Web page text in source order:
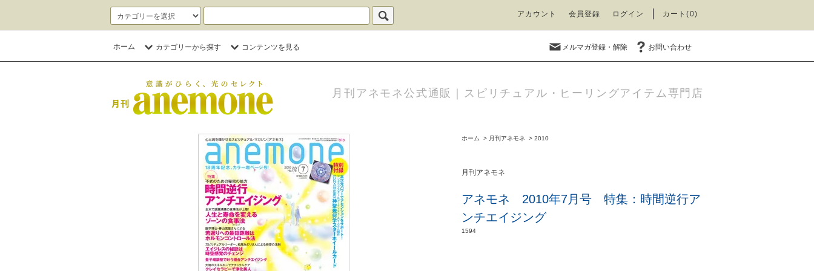
アカウント 会員登録 ログイン カート(0)
ホーム カテゴリーから探す コンテンツを見る メルマガ登録・解除 お問い合わせ
月刊アネモネ公式通販｜スピリチュアル・ヒーリングアイテム専門店
ホーム > 月刊アネモネ > 2010
月刊アネモネ
アネモネ 2010年7月号 特集：時間逆行ア
ンチエイジング
1594